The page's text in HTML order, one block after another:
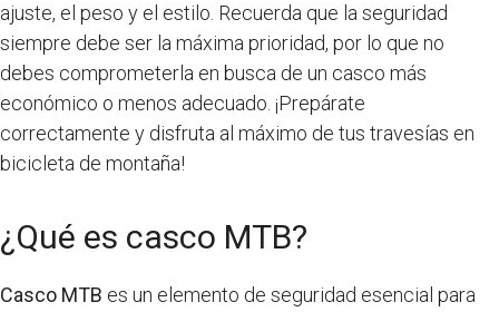
ajuste, el peso y el estilo. Recuerda que la seguridad
siempre debe ser la máxima prioridad, por lo que no
debes comprometerla en busca de un casco más
económico o menos adecuado. ¡Prepárate
correctamente y disfruta al máximo de tus travesías en
bicicleta de montaña!
¿Qué es casco MTB?
Casco MTB es un elemento de seguridad esencial para